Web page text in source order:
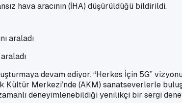
hava aracının (İHA) düşürüldüğü bildirildi.
devam ediyor. “Herkes İçin 5G”
Merkezi’nde (AKM) sanatseverlerle
deneyimlenebildiği yenilikçi bir sergi